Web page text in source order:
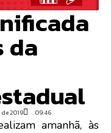
da
2019 09:46
amanhã, às